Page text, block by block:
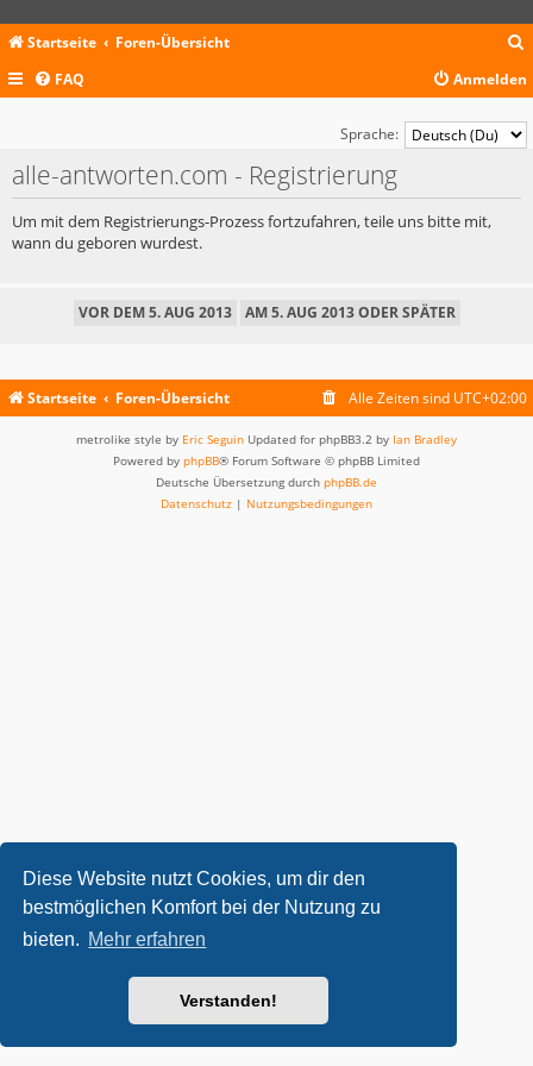
Diese Website nutzt Cookies, um dir den
bestmöglichen Komfort bei der Nutzung zu
bieten. Mehr erfahren
Verstanden!
Startseite Foren-Übersicht
c
FAQ Anmelden
Sprache:
alle-antworten.com - Registrierung
Um mit dem Registrierungs-Prozess fortzufahren, teile uns bitte mit,
wann du geboren wurdest.
Startseite Foren-Übersicht Alle Zeiten sind UTC+02:00
metrolike style by Eric Seguin Updated for phpBB3.2 by Ian Bradley
Powered by phpBB® Forum Software © phpBB Limited
Deutsche Übersetzung durch phpBB.de
Datenschutz | Nutzungsbedingungen